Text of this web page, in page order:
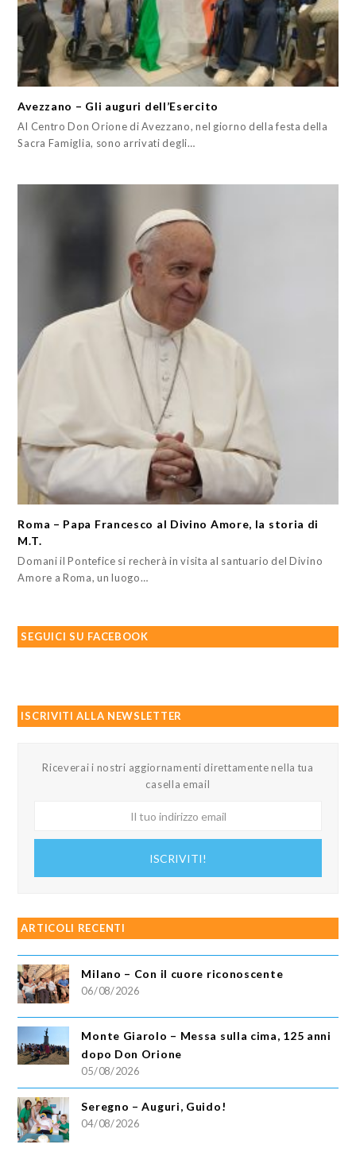
Avezzano – Gli auguri dell’Esercito
Al Centro Don Orione di Avezzano, nel giorno della festa della
Sacra Famiglia, sono arrivati degli…
Roma – Papa Francesco al Divino Amore, la storia di
M.T.
Domani il Pontefice si recherà in visita al santuario del Divino
Amore a Roma, un luogo…
SEGUICI SU FACEBOOK
ISCRIVITI ALLA NEWSLETTER
Riceverai i nostri aggiornamenti direttamente nella tua
casella email
ISCRIVITI!
ARTICOLI RECENTI
Milano – Con il cuore riconoscente
06/08/2026
Monte Giarolo – Messa sulla cima, 125 anni
dopo Don Orione
05/08/2026
Seregno – Auguri, Guido!
04/08/2026